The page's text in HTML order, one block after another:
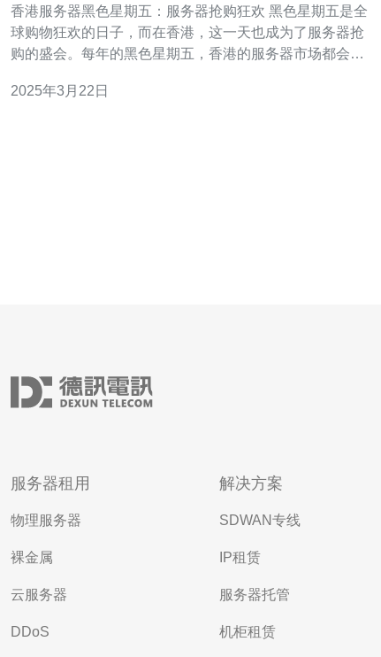
香港服务器黑色星期五：服务器抢购狂欢 黑色星期五是全
球购物狂欢的日子，而在香港，这一天也成为了服务器抢
购的盛会。每年的黑色星期五，香港的服务器市场都会出
介绍香港服务器抢购的情况以及其中的狂欢氛围。 香港作
2025年3月22日
服务器租用
物理服务器
裸金属
云服务器
DDoS
解决方案
SDWAN专线
IP租赁
服务器托管
机柜租赁